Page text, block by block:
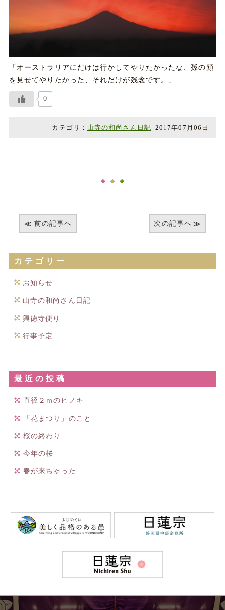
「オーストラリアにだけは行かしてやりたかったな、孫の顔
を見せてやりたかった、それだけが残念です。」
0
カテゴリ： 山寺の和尚さん日記 2017年07月06日
前の記事へ 次の記事へ
カテゴリー
お知らせ
山寺の和尚さん日記
興徳寺便り
行事予定
最近の投稿
直径２ｍのヒノキ
「花まつり」のこと
桜の終わり
今年の桜
春が来ちゃった